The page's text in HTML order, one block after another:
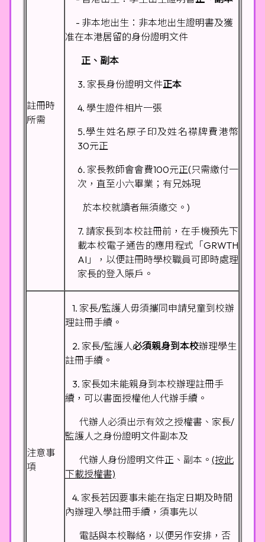
註冊時
所需
- 非本地出生：非本地出生證明書及獲
准在本港居留的身份證明文件
正、副本
3. 家長身份證明文件正本
4. 學生證件相片一張
5.學生姓名原子印及姓名襟牌費港幣
30元正
6. 家長教師會會費100元正(只需繳付一
次，直至小六畢業；有兄姊現
於本校就讀者無須繳交。)
7. 請家長到本校註冊前，在手機預先下
載本校電子通告的應用程式「GRWTH
AI」，以便註冊時學校職員可即時處理
家長的登入賬戶。
注意事
項
1. 家長/監護人毋須攜同申請兒童到校辦
理註冊手續。
2. 家長/監護人必須親身到本校辦理學生
註冊手續。
3. 家長如未能親身到本校辦理註冊手
續，可以書面授權他人代辦手續。
代辦人必須出示有效之授權書、家長/
監護人之身份證明文件副本及
代辦人身份證明文件正、副本。 (按此
下載授權書)
4. 家長若因要事未能在指定日期及時間
內辦理入學註冊手續，須事先以
電話與本校聯絡，以便另作安排，否